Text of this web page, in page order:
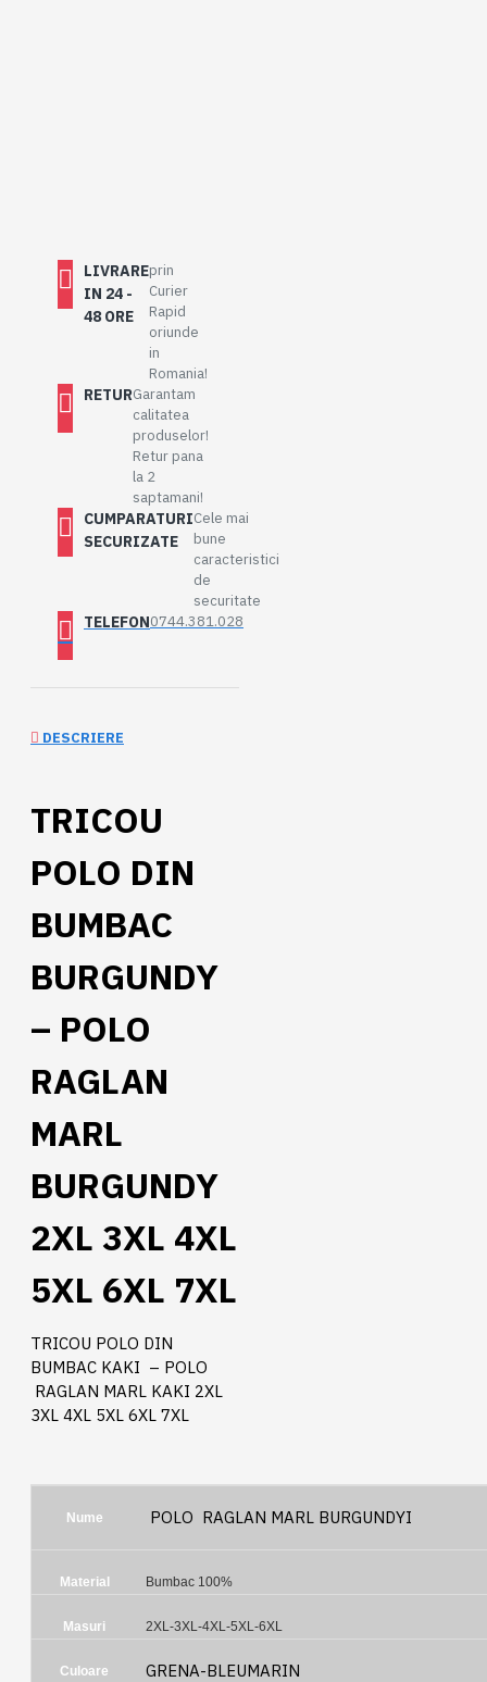
LIVRARE
IN 24 -
48 ORE
prin
Curier
Rapid
oriunde
in
Romania!
RETURGarantam
calitatea
produselor!
Retur pana
la 2
saptamani!
CUMPARATURI
SECURIZATE
Cele mai
bune
caracteristici
de
securitate
TELEFON0744.381.028
DESCRIERE
TRICOU
POLO DIN
BUMBAC
BURGUNDY
– POLO
RAGLAN
MARL
BURGUNDY
2XL 3XL 4XL
5XL 6XL 7XL
TRICOU POLO DIN
BUMBAC KAKI – POLO
RAGLAN MARL KAKI 2XL
3XL 4XL 5XL 6XL 7XL
Nume POLO RAGLAN MARL BURGUNDYI
Material Bumbac 100%
Masuri 2XL-3XL-4XL-5XL-6XL
Culoare GRENA-BLEUMARIN